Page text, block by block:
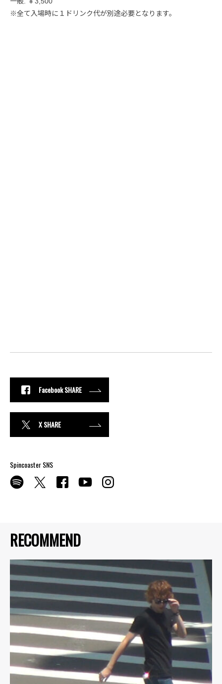
RECOMMEND
※全て入場時に１ドリンク代が別途必要となります。
Facebook SHARE
X SHARE
Spincoaster SNS